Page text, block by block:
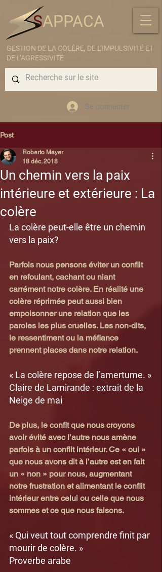
Se connecter
GESTION DE LA COLÈRE, DE L’IMPULSIVITÉ ET
DE L’AGRESSIVITÉ
SAPPACA
Post
Un chemin vers la paix
intérieure et extérieure : La
colère
Roberto Mayer
18 déc. 2018
La colère peut-elle être un chemin
vers la paix?
Parfois nous pensons éviter un conflit
en refoulant, cachant ou niant
carrément notre colère. En réalité une
colère réprimée peut aussi bien
empoisonner une relation que les
paroles les plus cruelles. Les non-dits,
le ressentiment ou la méfiance
prennent places dans notre relation.
« La colère repose de l’amertume. »
Claire de Lamirande : extrait de la
Neige de mai
De plus, le confit que nous croyons
avoir évité avec l’autre nous amène
parfois à un conflit intérieur. Ce « oui »
que nous avons dit à l’autre est en fait
un « non » pour nous, augmentant
notre frustration et alimentant le conflit
intérieur entre celui ou celle que nous
sommes et ce que nous faisons.
« Qui veut tout comprendre finit par
mourir de colère. »
Proverbe arabe